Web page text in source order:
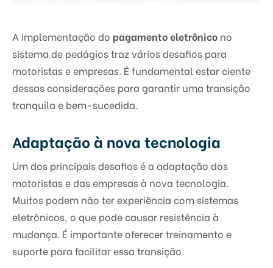
A implementação do pagamento eletrônico no
sistema de pedágios traz vários desafios para
motoristas e empresas. É fundamental estar ciente
dessas considerações para garantir uma transição
tranquila e bem-sucedida.
Adaptação à nova tecnologia
Um dos principais desafios é a adaptação dos
motoristas e das empresas à nova tecnologia.
Muitos podem não ter experiência com sistemas
eletrônicos, o que pode causar resistência à
mudança. É importante oferecer treinamento e
suporte para facilitar essa transição.